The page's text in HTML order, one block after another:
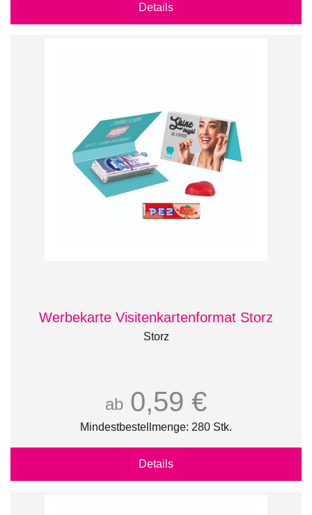
Details
Werbekarte Visitenkartenformat Storz
Storz
ab 0,59 €
Mindestbestellmenge: 280 Stk.
Details